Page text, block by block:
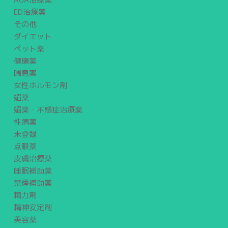
ED治療薬
その他
ダイエット
ペット薬
健康薬
喘息薬
女性ホルモン剤
媚薬
媚薬・不感症治療薬
性病薬
未登録
点眼薬
皮膚治療薬
睡眠補助薬
禁煙補助薬
精力剤
精神安定剤
美容薬